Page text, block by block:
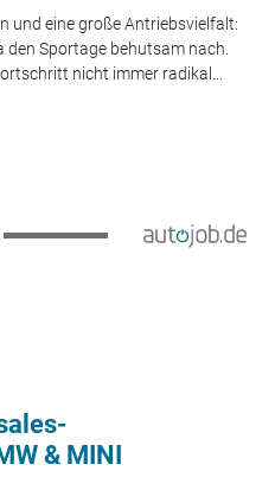
und eine große Antriebsvielfalt:
Sportage behutsam nach.
nicht immer radikal...
& MINI